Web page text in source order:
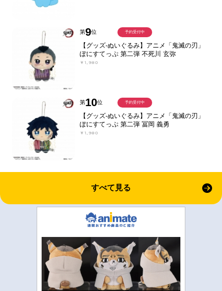
第9位
【グッズ-ぬいぐるみ】アニメ「鬼滅の刃」
ぽにすてっぷ 第二弾 不死川 玄弥
￥1,980
予約受付中
第10位
【グッズ-ぬいぐるみ】アニメ「鬼滅の刃」
ぽにすてっぷ 第二弾 冨岡 義勇
￥1,980
予約受付中
すべて見る